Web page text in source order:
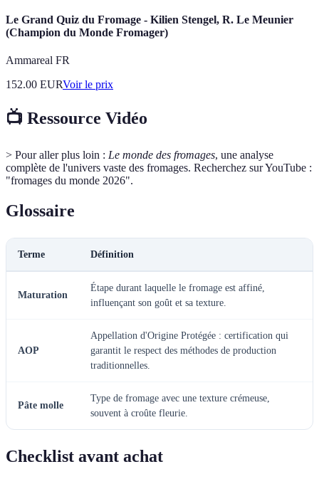
Le Grand Quiz du Fromage - Kilien Stengel, R. Le Meunier
(Champion du Monde Fromager)
Ammareal FR
152.00 EURVoir le prix
📺 Ressource Vidéo
> Pour aller plus loin : Le monde des fromages, une analyse
complète de l'univers vaste des fromages. Recherchez sur YouTube :
"fromages du monde 2026".
Glossaire
Terme Définition
Maturation
Étape durant laquelle le fromage est affiné,
influençant son goût et sa texture.
AOP
Appellation d'Origine Protégée : certification qui
garantit le respect des méthodes de production
traditionnelles.
Pâte molle
Type de fromage avec une texture crémeuse,
souvent à croûte fleurie.
Checklist avant achat